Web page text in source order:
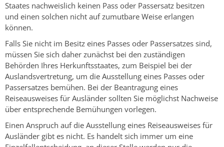
Staates nachweislich keinen Pass oder Passersatz besitzen
und einen solchen nicht auf zumutbare Weise erlangen
können.
Falls Sie nicht im Besitz eines Passes oder Passersatzes sind,
müssen Sie sich daher zunächst bei den zuständigen
Behörden Ihres Herkunftsstaates, zum Beispiel bei der
Auslandsvertretung, um die Ausstellung eines Passes oder
Passersatzes bemühen. Bei der Beantragung eines
Reiseausweises für Ausländer sollten Sie möglichst Nachweise
über entsprechende Bemühungen vorlegen.
Einen Anspruch auf die Ausstellung eines Reiseausweises für
Ausländer gibt es nicht. Es handelt sich immer um eine